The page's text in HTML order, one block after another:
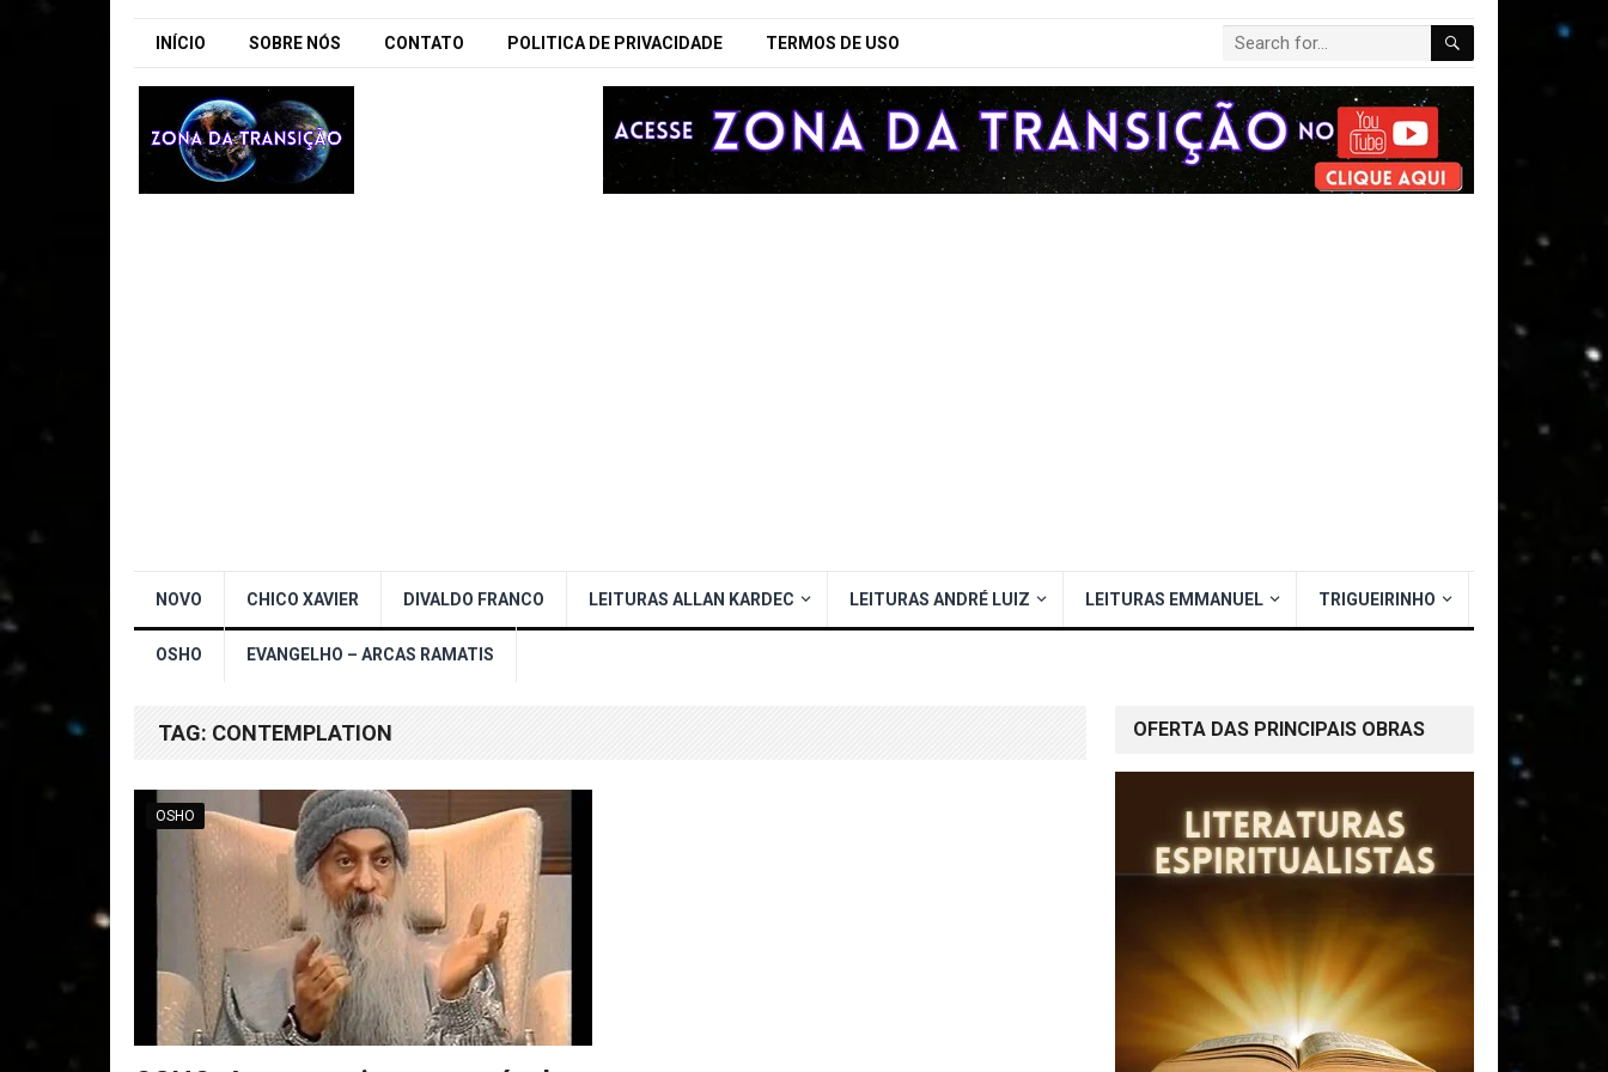
INÍCIO SOBRE NÓS CONTATO POLITICA DE PRIVACIDADE TERMOS DE USO
NOVO CHICO XAVIER DIVALDO FRANCO LEITURAS ALLAN KARDEC LEITURAS ANDRÉ LUIZ LEITURAS EMMANUEL TRIGUEIRINHO
OSHO EVANGELHO – ARCAS RAMATIS
TAG: CONTEMPLATION
OSHO
OFERTA DAS PRINCIPAIS OBRAS